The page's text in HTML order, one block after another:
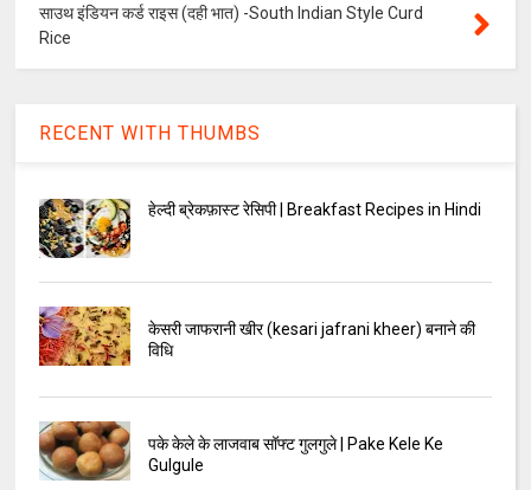
साउथ इंडियन कर्ड राइस (दही भात) -South Indian Style Curd
Rice
RECENT WITH THUMBS
हेल्दी ब्रेकफ़ास्ट रेसिपी | Breakfast Recipes in Hindi
केसरी जाफरानी खीर (kesari jafrani kheer) बनाने की
विधि
पके केले के लाजवाब सॉफ्ट गुलगुले | Pake Kele Ke
Gulgule